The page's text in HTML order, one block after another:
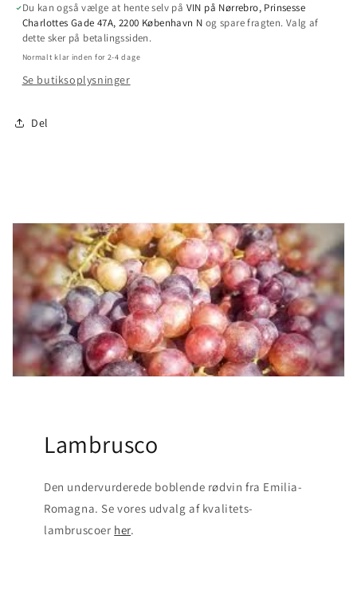
Du kan også vælge at hente selv på VIN på Nørrebro, Prinsesse
Charlottes Gade 47A, 2200 København N og spare fragten. Valg af
dette sker på betalingssiden.
Normalt klar inden for 2-4 dage
Se butiksoplysninger
Del
Lambrusco
Den undervurderede boblende rødvin fra Emilia-
Romagna. Se vores udvalg af kvalitets-
lambruscoer her.